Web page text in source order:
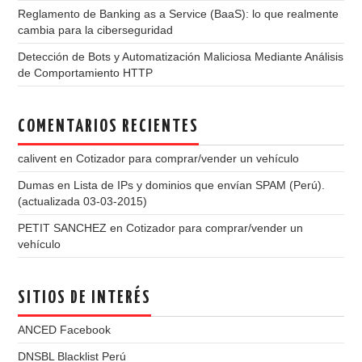
Reglamento de Banking as a Service (BaaS): lo que realmente
cambia para la ciberseguridad
Detección de Bots y Automatización Maliciosa Mediante Análisis
de Comportamiento HTTP
COMENTARIOS RECIENTES
calivent enCotizador para comprar/vender un vehículo
Dumas en Lista de IPs y dominios que envían SPAM (Perú).
(actualizada 03-03-2015)
PETIT SANCHEZ enCotizador para comprar/vender un
vehículo
SITIOS DE INTERÉS
ANCED Facebook
DNSBL Blacklist Perú